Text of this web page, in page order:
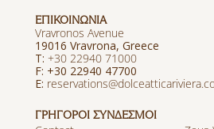
ΕΠΙΚΟΙΝΩΝΙΑ
Vravronos Avenue
19016 Vravrona, Greece
T: +30 22940 71000
F: +30 22940 47700
E:
ΓΡΗΓΟΡΟΙ ΣΥΝΔΕΣΜΟΙ